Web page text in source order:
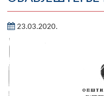
Географија
23.03.2020.